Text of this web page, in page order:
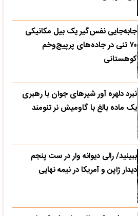
جابه‌جایی نفس‌گیر یک بیل مکانیکی
۷۰ تنی در جاده‌های پرپیچ‌وخم
کوهستانی
نبرد دلهره آور شیرهای جوان با رهبری
یک ماده بالغ با گاومیش نر تنومند
ببینید/ رالی دیوانه وار در ست پنجم
دیدار ژاپن و آمریکا در نیمه نهایی